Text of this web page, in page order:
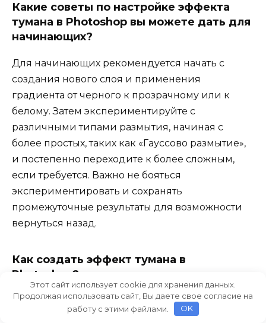
Какие советы по настройке эффекта
тумана в Photoshop вы можете дать для
начинающих?
Для начинающих рекомендуется начать с
создания нового слоя и применения
градиента от черного к прозрачному или к
белому. Затем экспериментируйте с
различными типами размытия, начиная с
более простых, таких как «Гауссово размытие»,
и постепенно переходите к более сложным,
если требуется. Важно не бояться
экспериментировать и сохранять
промежуточные результаты для возможности
вернуться назад.
Как создать эффект тумана в
Photoshop?
Для создания эффекта тумана в Photoshop
следует использовать инструменты градиента
Этот сайт использует cookie для хранения данных.
Продолжая использовать сайт, Вы даете свое согласие на
работу с этими файлами.
OK